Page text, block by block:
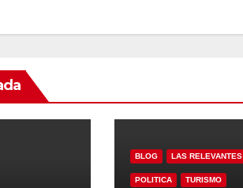
BLOG LAS RELEVANTES
POLITICA TURISMO